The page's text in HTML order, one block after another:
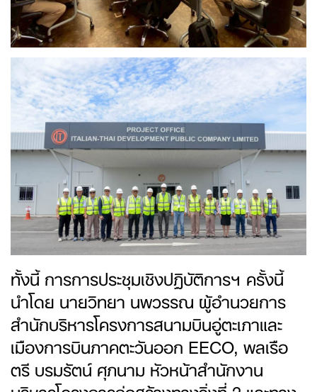
ทั้งนี้ การการประชุมเชิงปฏิบัติการฯ ครั้งนี้
นำโดย นายวิทยา นพวรรณ ผู้อำนวยการ
สำนักบริหารโครงการสนามบินอู่ตะเภาและ
เมืองการบินภาคตะวันออก EECO, พลเรือ
ตรี บรมรัตน์ ศุภนาม หัวหน้าสำนักงาน